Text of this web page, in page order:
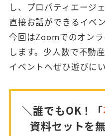
し、プロパティエージ
直接お話ができるイベ
今回はZoomでのオン
します。少人数で不動
イベントへぜひ遊びに
＼誰でもOK！「
資料セットを